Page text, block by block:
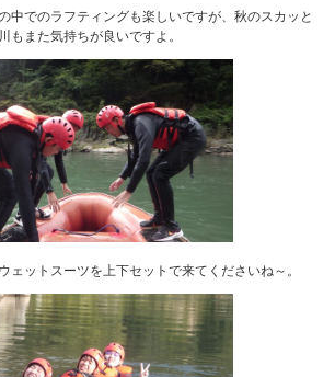
中でのラフティングも楽しいですが、秋のスカッと
もまた気持ちが良いですよ。
ェットスーツを上下セットで来てくださいね～。